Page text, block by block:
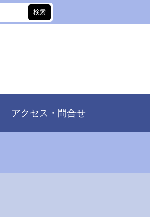
アクセス・問合せ